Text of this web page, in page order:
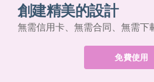
創建精美的設計
無需信用卡、無需合同、無需下
免費使用